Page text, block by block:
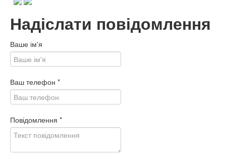
Надіслати повідомлення
Ваше ім'я
Ваш телефон *
Повідомлення *